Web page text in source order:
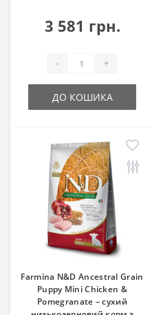
3 581 грн.
- +
ДО КОШИКА
Farmina N&D Ancestral Grain
Puppy Mini Chicken &
Pomegranate – сухий